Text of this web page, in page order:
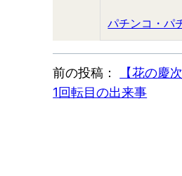
パチンコ・パ
前の投稿：
【花の慶
1回転目の出来事